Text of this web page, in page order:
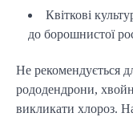
Квіткові
до борошнистої
Не рекомендується
рододендрони,
викликати хлороз.